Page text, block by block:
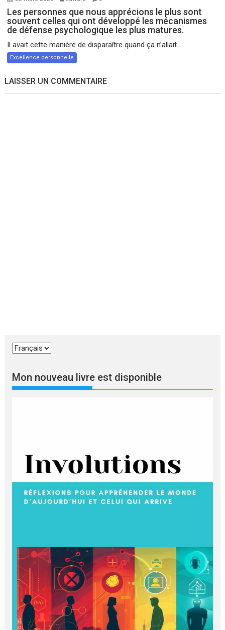
Les personnes que nous apprécions le plus sont
souvent celles qui ont développé les mécanismes
de défense psychologique les plus matures.
Il avait cette manière de disparaître quand ça n’allait...
Excellence personnelle
LAISSER UN COMMENTAIRE
Choisir
langue
Mon nouveau livre est disponible